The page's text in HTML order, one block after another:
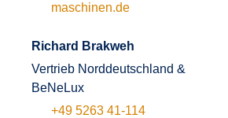
maschinen.de
Richard Brakweh
Vertrieb Norddeutschland &
BeNeLux
+49 5263 41-114